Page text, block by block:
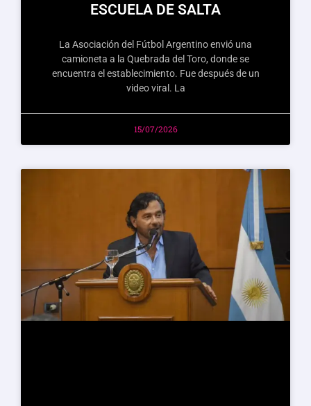
ESCUELA DE SALTA
La Asociación del Fútbol Argentino envió una
camioneta a la Quebrada del Toro, donde se
encuentra el establecimiento. Fue después de un
video viral. La
15/07/2026